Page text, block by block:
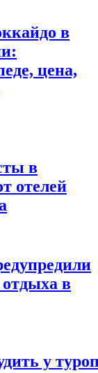
в
цена,
в
отелей
в
у